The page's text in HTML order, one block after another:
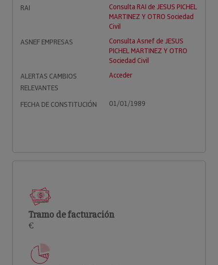
RAI
Consulta RAI de JESUS PICHEL
MARTINEZ Y OTRO Sociedad
Civil
ASNEF EMPRESAS
Consulta Asnef de JESUS
PICHEL MARTINEZ Y OTRO
Sociedad Civil
ALERTAS CAMBIOS
RELEVANTES
Acceder
FECHA DE CONSTITUCIÓN 01/01/1989
Tramo de facturación
€